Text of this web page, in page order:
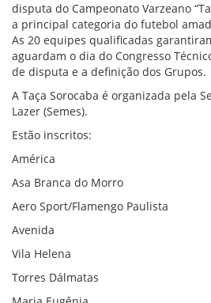
disputa do Campeonato Varzeano
a principal categoria do futebol
As 20 equipes qualificadas
aguardam o dia do Congresso
de disputa e a definição dos Grupos.
A Taça Sorocaba é organizada pela
Lazer (Semes).
Estão inscritos:
América
Asa Branca do Morro
Aero Sport/Flamengo Paulista
Avenida
Vila Helena
Torres Dálmatas